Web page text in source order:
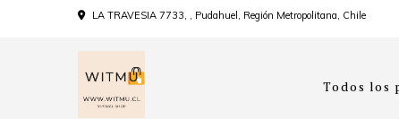
LA TRAVESIA 7733, , Pudahuel, Región Metropolitana, Chile
Todos los